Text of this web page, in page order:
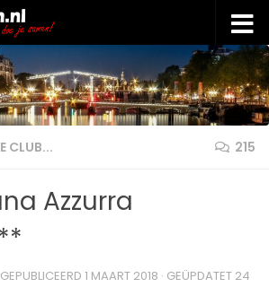
inhoud
CLUB... 215
Azzurra
GEPUBLICEERD 1 MAART 2018 · GEÜPDATET 24